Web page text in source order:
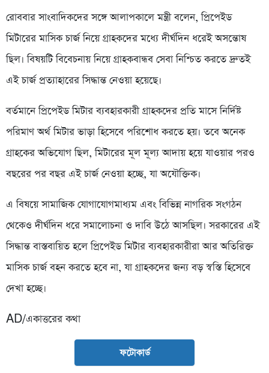
রোববার সাংবাদিকদের সঙ্গে আলাপকালে মন্ত্রী বলেন, প্রিপেইড
মিটারের মাসিক চার্জ নিয়ে গ্রাহকদের মধ্যে দীর্ঘদিন ধরেই অসন্তোষ
ছিল। বিষয়টি বিবেচনায় নিয়ে গ্রাহকবান্ধব সেবা নিশ্চিত করতে দ্রুতই
এই চার্জ প্রত্যাহারের সিদ্ধান্ত নেওয়া হয়েছে।
বর্তমানে প্রিপেইড মিটার ব্যবহারকারী গ্রাহকদের প্রতি মাসে নির্দিষ্ট
পরিমাণ অর্থ মিটার ভাড়া হিসেবে পরিশোধ করতে হয়। তবে অনেক
গ্রাহকের অভিযোগ ছিল, মিটারের মূল মূল্য আদায় হয়ে যাওয়ার পরও
বছরের পর বছর এই চার্জ নেওয়া হচ্ছে, যা অযৌক্তিক।
এ বিষয়ে সামাজিক যোগাযোগমাধ্যম এবং বিভিন্ন নাগরিক সংগঠন
থেকেও দীর্ঘদিন ধরে সমালোচনা ও দাবি উঠে আসছিল। সরকারের এই
সিদ্ধান্ত বাস্তবায়িত হলে প্রিপেইড মিটার ব্যবহারকারীরা আর অতিরিক্ত
মাসিক চার্জ বহন করতে হবে না, যা গ্রাহকদের জন্য বড় স্বস্তি হিসেবে
দেখা হচ্ছে।
AD/একাত্তরের কথা
ফটোকার্ড